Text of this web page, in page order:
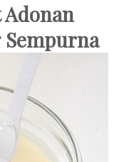
Sempurna